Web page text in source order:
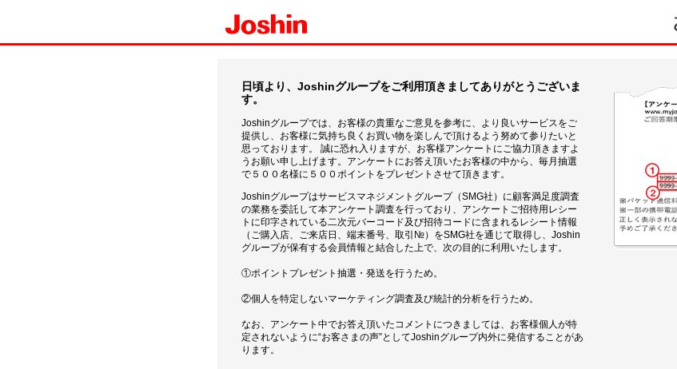
日頃より、Joshinグループをご利用頂きましてありがとうございま
す。
Joshinグループでは、お客様の貴重なご意見を参考に、より良いサービスをご
提供し、お客様に気持ち良くお買い物を楽しんで頂けるよう努めて参りたいと
思っております。 誠に恐れ入りますが、お客様アンケートにご協力頂きますよ
うお願い申し上げます。アンケートにお答え頂いたお客様の中から、毎月抽選
で５００名様に５００ポイントをプレゼントさせて頂きます。
Joshinグループはサービスマネジメントグループ（SMG社）に顧客満足度調査
の業務を委託して本アンケート調査を行っており、アンケートご招待用レシー
トに印字されている二次元バーコード及び招待コードに含まれるレシート情報
（ご購入店、ご来店日、端末番号、取引№）をSMG社を通じて取得し、Joshin
グループが保有する会員情報と結合した上で、次の目的に利用いたします。
①ポイントプレゼント抽選・発送を行うため。
②個人を特定しないマーケティング調査及び統計的分析を行うため。
なお、アンケート中でお答え頂いたコメントにつきましては、お客様個人が特
定されないように“お客さまの声”としてJoshinグループ内外に発信することがあ
ります。